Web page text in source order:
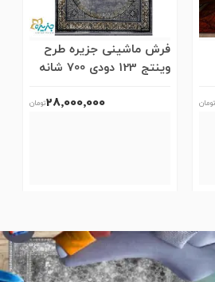
فرش ماشینی جزیره طرح
وینتج 123 دودی 700 شانه
28٬000٬000